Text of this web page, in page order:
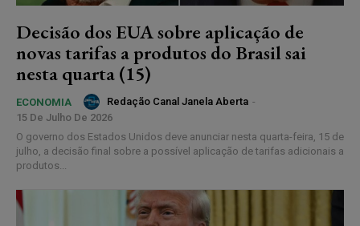
Decisão dos EUA sobre aplicação de
novas tarifas a produtos do Brasil sai
nesta quarta (15)
ECONOMIA Redação Canal Janela Aberta -
15 De Julho De 2026
O governo dos Estados Unidos deve anunciar nesta quarta-feira, 15 de
julho, a decisão final sobre a possível aplicação de tarifas adicionais a
produtos...